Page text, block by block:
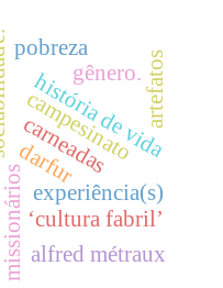
missionários
campesinato
carneadas
experiência(s)
‘cultura fabril’
história de vida
darfur
pobreza
gênero.
alfred métraux
artefatos